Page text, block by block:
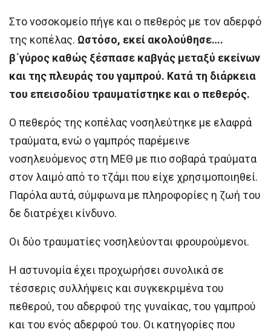
Στο νοσοκομείο πήγε και ο πεθερός με τον αδερφό
της κοπέλας. Ωστόσο, εκεί ακολούθησε….
β΄γύρος καθώς ξέσπασε καβγάς μεταξύ εκείνων
και της πλευράς του γαμπρού. Κατά τη διάρκεια
του επεισοδίου τραυματίστηκε και ο πεθερός.
Ο πεθερός της κοπέλας νοσηλεύτηκε με ελαφρά
τραύματα, ενώ ο γαμπρός παρέμεινε
νοσηλευόμενος στη ΜΕΘ με πιο σοβαρά τραύματα
στον λαιμό από το τζάμι που είχε χρησιμοποιηθεί.
Παρόλα αυτά, σύμφωνα με πληροφορίες η ζωή του
δε διατρέχει κίνδυνο.
Οι δύο τραυματίες νοσηλεύονται φρουρούμενοι.
Η αστυνομία έχει προχωρήσει συνολικά σε
τέσσερις συλλήψεις και συγκεκριμένα του
πεθερού, του αδερφού της γυναίκας, του γαμπρού
και του ενός αδερφού του. Οι κατηγορίες που